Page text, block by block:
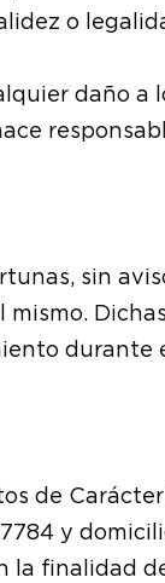
o
daño
sin
de
y
la